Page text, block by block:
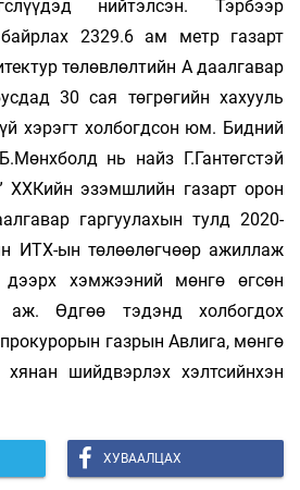
ний­тэлсэн. Тэрбээр
2329.6 ам метр газарт
төлөвлөлтийн А даалгавар
30 сая төгрөгийн хахууль
хэрэгт холбогдсон юм. Бидний
нь найз Г.Гантөгстэй
эзэмшлийн газарт орон
гаргуулахын тулд 2020-
ИТХ-ын төлөөлөгчөөр ажиллаж
дээрх хэмжээний мөнгө өгсөн
аж. Өдгөө тэдэнд холбогдох
газрын Авлига, мөнгө
хянан шийдвэрлэх хэлтсийнхэн
ХУВААЛЦАХ